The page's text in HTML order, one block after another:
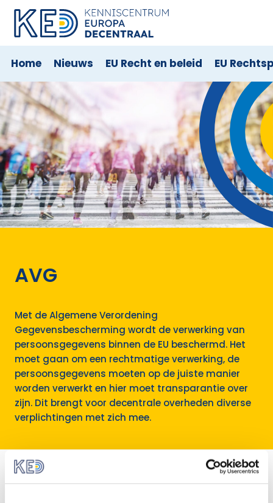
Home Nieuws EU Recht en beleid EU
AVG
Met de Algemene Verordening
Gegevensbescherming wordt de verwerking van
persoonsgegevens binnen de EU beschermd. Het
moet gaan om een rechtmatige verwerking, de
persoonsgegevens moeten op de juiste manier
worden verwerkt en hier moet transparantie over
zijn. Dit brengt voor decentrale overheden diverse
verplichtingen met zich mee.
Alle informatie over
AVG